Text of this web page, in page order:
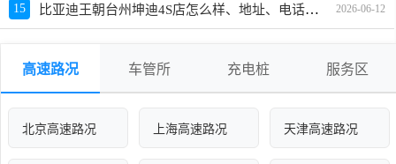
15 比亚迪王朝台州坤迪4S店怎么样、地址、电话、上班时间查询 2026-06-12
高速路况 车管所 充电桩 服务区
北京高速路况 上海高速路况 天津高速路况